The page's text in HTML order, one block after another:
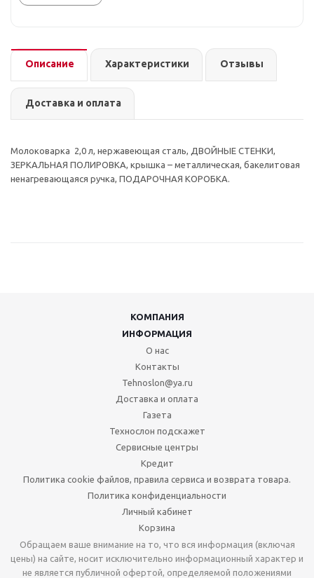
Описание Характеристики Отзывы
Доставка и оплата
Молоковарка 2,0 л, нержавеющая сталь, ДВОЙНЫЕ СТЕНКИ,
ЗЕРКАЛЬНАЯ ПОЛИРОВКА, крышка – металлическая, бакелитовая
ненагревающаяся ручка, ПОДАРОЧНАЯ КОРОБКА.
КОМПАНИЯ
ИНФОРМАЦИЯ
О нас
Контакты
Tehnoslon@ya.ru
Доставка и оплата
Газета
Технослон подскажет
Сервисные центры
Кредит
Политика cookie файлов, правила сервиса и возврата товара.
Политика конфиденциальности
Личный кабинет
Корзина
Обращаем ваше внимание на то, что вся информация (включая
цены) на сайте, носит исключительно информационный характер и
не является публичной офертой, определяемой положениями